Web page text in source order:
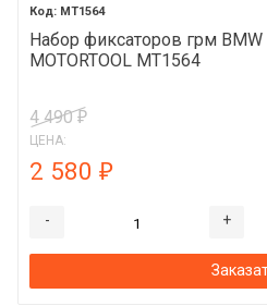
MT1564
Набор фиксаторов грм
MOTORTOOL MT1564
4 490₽
ЦЕНА:
2 580 ₽
- +